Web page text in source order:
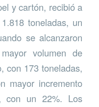
y cartón, recibió a
toneladas, un
se alcanzaron
volumen de
con 173 toneladas,
mayor incremento
con un 22%. Los